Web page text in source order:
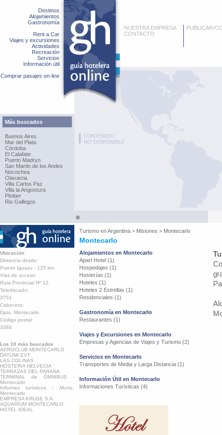
Destinos
Alojamientos
Gastronomía
Rent a Car
Viajes y excursiones
Actividades
Recreación
Servicios
Información útil
Comprar pasajes on-line
Más buscados
Buenos Aires
Mar del Plata
Córdoba
El Calafate
Puerto Madryn
San Martin de los Andes
Necochea
Olavarria
Villa Carlos Paz
Villa la Angostura
Plottier
Rio Gallegos
NUESTRA EMPRESA
CONTACTO
PUBLICAR/
Turismo enArgentina > Misiones > Montecarlo
Montecarlo
Ubicación
Distancia desde:
Puerto Iguazu : 125 km
Vias de acceso:
Ruta Provincial Nº 12.
Telediscado:
3751
Cabecera:
Dpto. Montecarlo
Código postal:
3384
Los 10 más buscados
AEROCLUB MONTECARLO
DATOMI EVT
LAS COLINAS
HOSTERIA HELVECIA
TERRAZAS DEL PARANA
TERMINAL de ÓMNIBUS -
Montecarlo
Informes turísticos - Munic.
Montecarlo
EMPRESA KRUSE S.A.
AQUARIUM MONTECARLO
HOTEL IDEAL
Alojamientos en Montecarlo
Apart Hotel (1)
Hospedajes (1)
Hosterías (1)
Hoteles (1)
Hoteles 2 Estrellas (1)
Residenciales (1)
Gastronomía en Montecarlo
Restaurantes (1)
Viajes y Excursiones en Montecarlo
Empresas y Agencias de Viajes y Turismo (2)
Servicios en Montecarlo
Transportes de Media y Larga Distancia (1)
Información Útil en Montecarlo
Informaciones Turísticas (4)